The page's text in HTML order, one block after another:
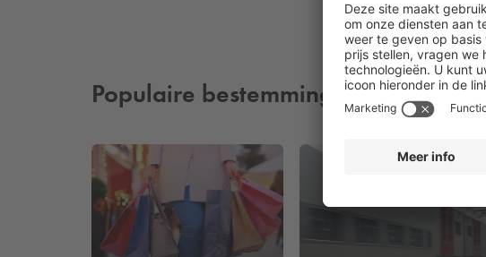
Populaire bestemmingen in de buurt